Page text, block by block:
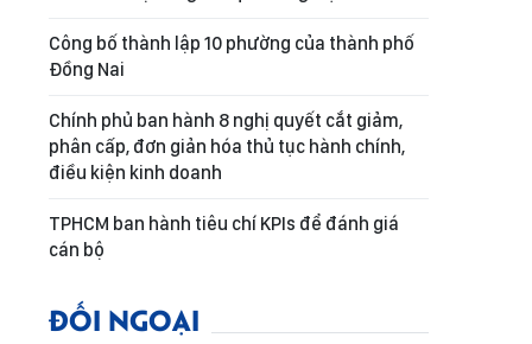
Công bố thành lập 10 phường của thành phố
Đồng Nai
Chính phủ ban hành 8 nghị quyết cắt giảm,
phân cấp, đơn giản hóa thủ tục hành chính,
điều kiện kinh doanh
TPHCM ban hành tiêu chí KPIs để đánh giá
cán bộ
ĐỐI NGOẠI